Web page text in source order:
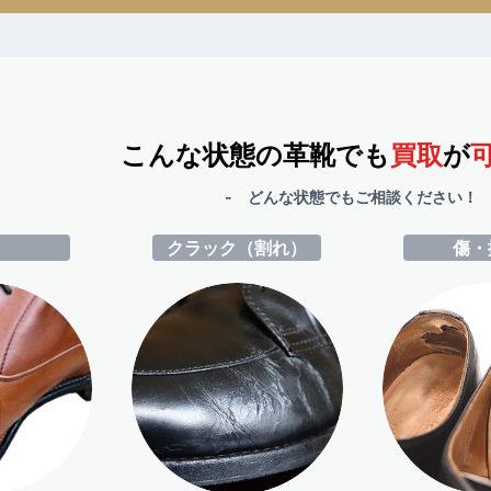
こんな状態の革靴でも買取が
- どんな状態でもご相談ください
クラック（割れ） 傷